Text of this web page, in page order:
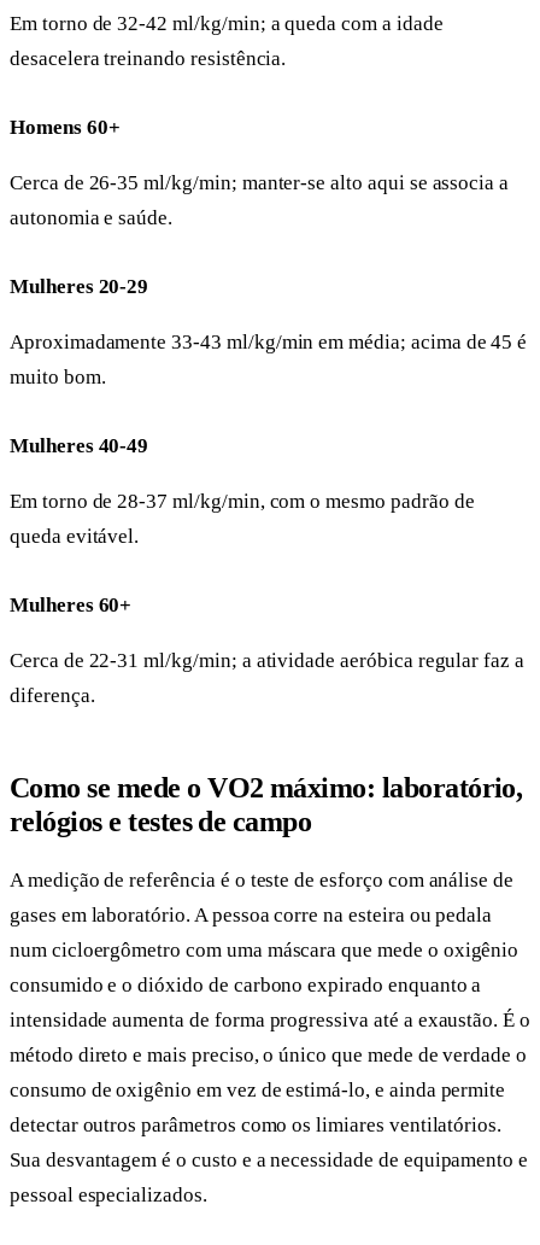
Em torno de 32-42 ml/kg/min; a queda com a idade
desacelera treinando resistência.
Homens 60+
Cerca de 26-35 ml/kg/min; manter-se alto aqui se associa a
autonomia e saúde.
Mulheres 20-29
Aproximadamente 33-43 ml/kg/min em média; acima de 45 é
muito bom.
Mulheres 40-49
Em torno de 28-37 ml/kg/min, com o mesmo padrão de
queda evitável.
Mulheres 60+
Cerca de 22-31 ml/kg/min; a atividade aeróbica regular faz a
diferença.
Como se mede o VO2 máximo: laboratório,
relógios e testes de campo
A medição de referência é o teste de esforço com análise de
gases em laboratório. A pessoa corre na esteira ou pedala
num cicloergômetro com uma máscara que mede o oxigênio
consumido e o dióxido de carbono expirado enquanto a
intensidade aumenta de forma progressiva até a exaustão. É o
método direto e mais preciso, o único que mede de verdade o
consumo de oxigênio em vez de estimá-lo, e ainda permite
detectar outros parâmetros como os limiares ventilatórios.
Sua desvantagem é o custo e a necessidade de equipamento e
pessoal especializados.